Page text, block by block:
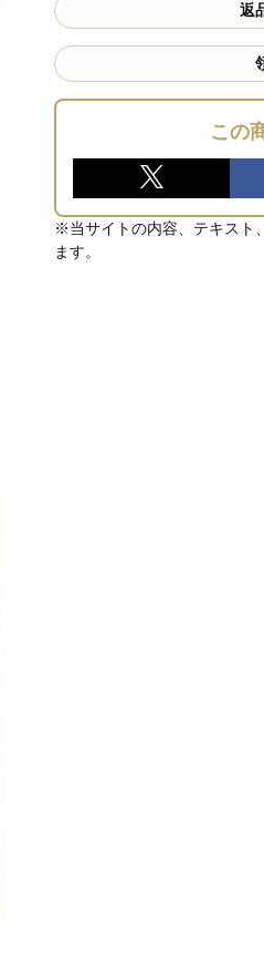
返
この
※当サイトの内容、テキスト
ます。